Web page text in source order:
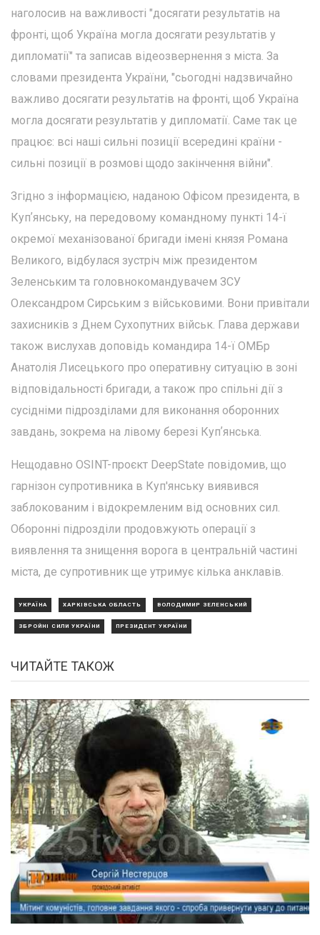
наголосив на важливості "досягати результатів на
фронті, щоб Україна могла досягати результатів у
дипломатії" та записав відеозвернення з міста. За
словами президента України, "сьогодні надзвичайно
важливо досягати результатів на фронті, щоб Україна
могла досягати результатів у дипломатії. Саме так це
працює: всі наші сильні позиції всередині країни -
сильні позиції в розмові щодо закінчення війни".
Згідно з інформацією, наданою Офісом президента, в
Купʼянську, на передовому командному пункті 14-ї
окремої механізованої бригади імені князя Романа
Великого, відбулася зустріч між президентом
Зеленським та головнокомандувачем ЗСУ
Олександром Сирським з військовими. Вони привітали
захисників з Днем Сухопутних військ. Глава держави
також вислухав доповідь командира 14-ї ОМБр
Анатолія Лисецького про оперативну ситуацію в зоні
відповідальності бригади, а також про спільні дії з
сусідніми підрозділами для виконання оборонних
завдань, зокрема на лівому березі Купʼянська.
Нещодавно OSINT-проєкт DeepState повідомив, що
гарнізон супротивника в Куп'янську виявився
заблокованим і відокремленим від основних сил.
Оборонні підрозділи продовжують операції з
виявлення та знищення ворога в центральній частині
міста, де супротивник ще утримує кілька анклавів.
УКРАЇНА ХАРКІВСЬКА ОБЛАСТЬ ВОЛОДИМИР ЗЕЛЕНСЬКИЙ
ЗБРОЙНІ СИЛИ УКРАЇНИ ПРЕЗИДЕНТ УКРАЇНИ
ЧИТАЙТЕ ТАКОЖ